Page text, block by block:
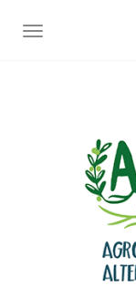
TOGGLE